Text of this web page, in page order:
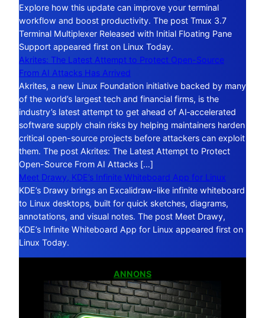
Explore how this update can improve your terminal
workflow and boost productivity. The post Tmux 3.7
Terminal Multiplexer Released with Initial Floating Pane
Support appeared first on Linux Today.
Akrites: The Latest Attempt to Protect Open-Source
From AI Attacks Has Arrived
Akrites, a new Linux Foundation initiative backed by many
of the world’s largest tech and financial firms, is the
industry’s latest attempt to get ahead of AI‑accelerated
software supply chain risks by helping maintainers harden
critical open-source projects before attackers can exploit
them. The post Akrites: The Latest Attempt to Protect
Open-Source From AI Attacks […]
Meet Drawy, KDE’s Infinite Whiteboard App for Linux
KDE’s Drawy brings an Excalidraw-like infinite whiteboard
to Linux desktops, built for quick sketches, diagrams,
annotations, and visual notes. The post Meet Drawy,
KDE’s Infinite Whiteboard App for Linux appeared first on
Linux Today.
ANNONS